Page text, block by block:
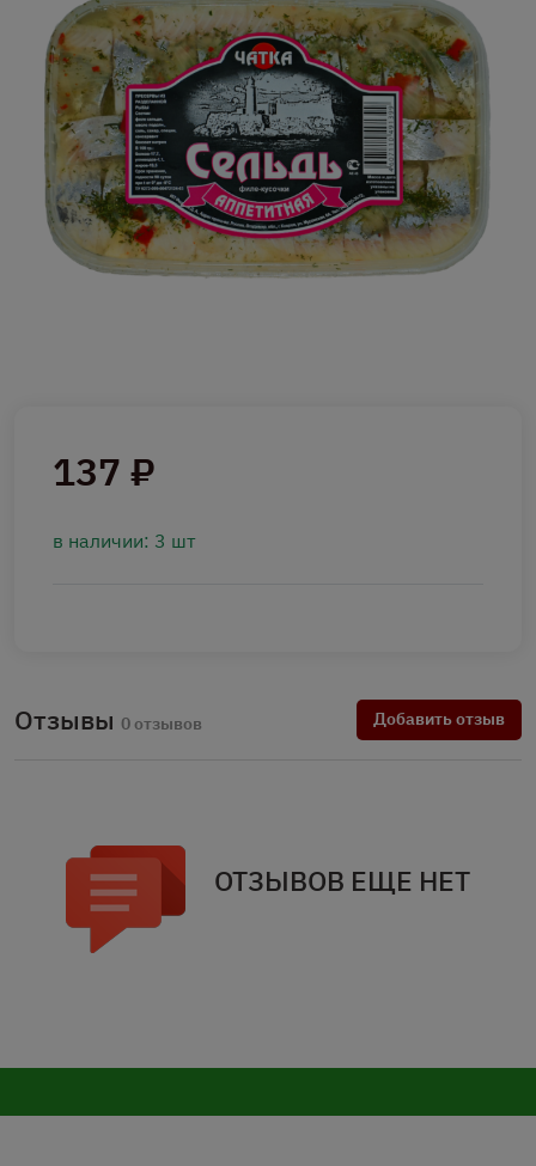
137 ₽
в наличии: 3 шт
Отзывы 0 отзывов Добавить отзыв
ОТЗЫВОВ ЕЩЕ НЕТ